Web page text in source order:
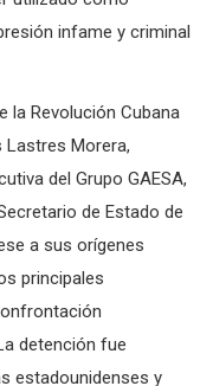
infame y criminal
la Revolución Cubana
Lastres Morera,
del Grupo GAESA,
de Estado de
a sus orígenes
principales
detención fue
estadounidenses y